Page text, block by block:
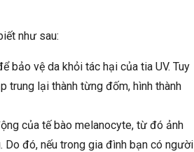
như sau:
bảo vệ da khỏi tác hại của tia UV. Tuy
trung lại thành từng đốm, hình thành
của tế bào melanocyte, từ đó ảnh
Do đó, nếu trong gia đình bạn có người